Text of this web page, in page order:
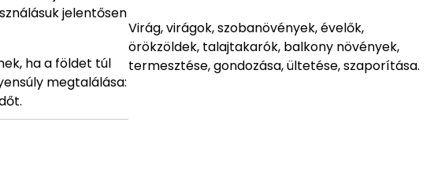
jelentősen
ha a földet túl
megtalálása:
Virág, virágok, szobanövények, évelők,
örökzöldek, talajtakarók, balkony növények,
termesztése, gondozása, ültetése, szaporítása.